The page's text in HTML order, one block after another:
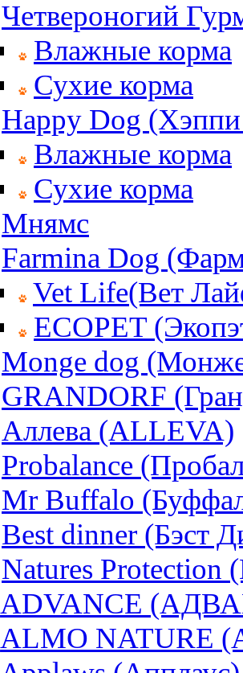
Четвероногий
Влажные корма
Сухие корма
Happy Dog
Влажные корма
Сухие корма
Мнямс
Farmina Dog
Vet Life(Вет
ECOPET
Monge dog
GRANDORF
Аллева (ALLEVA)
Probalance
Mr Buffalo
Best dinner (Бэст
Natures Protection
ADVANCE
ALMO